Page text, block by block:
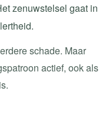
zenuwstelsel gaat in
schade. Maar
actief, ook als